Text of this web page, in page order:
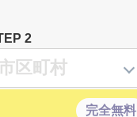
2
完全無料